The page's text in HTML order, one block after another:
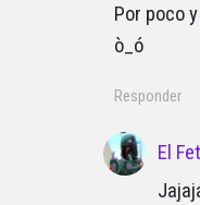
Por poco
ò_ó
Responder
El